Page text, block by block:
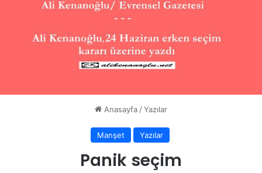
Anasayfa /Yazılar
Manşet Yazılar
Panik seçim